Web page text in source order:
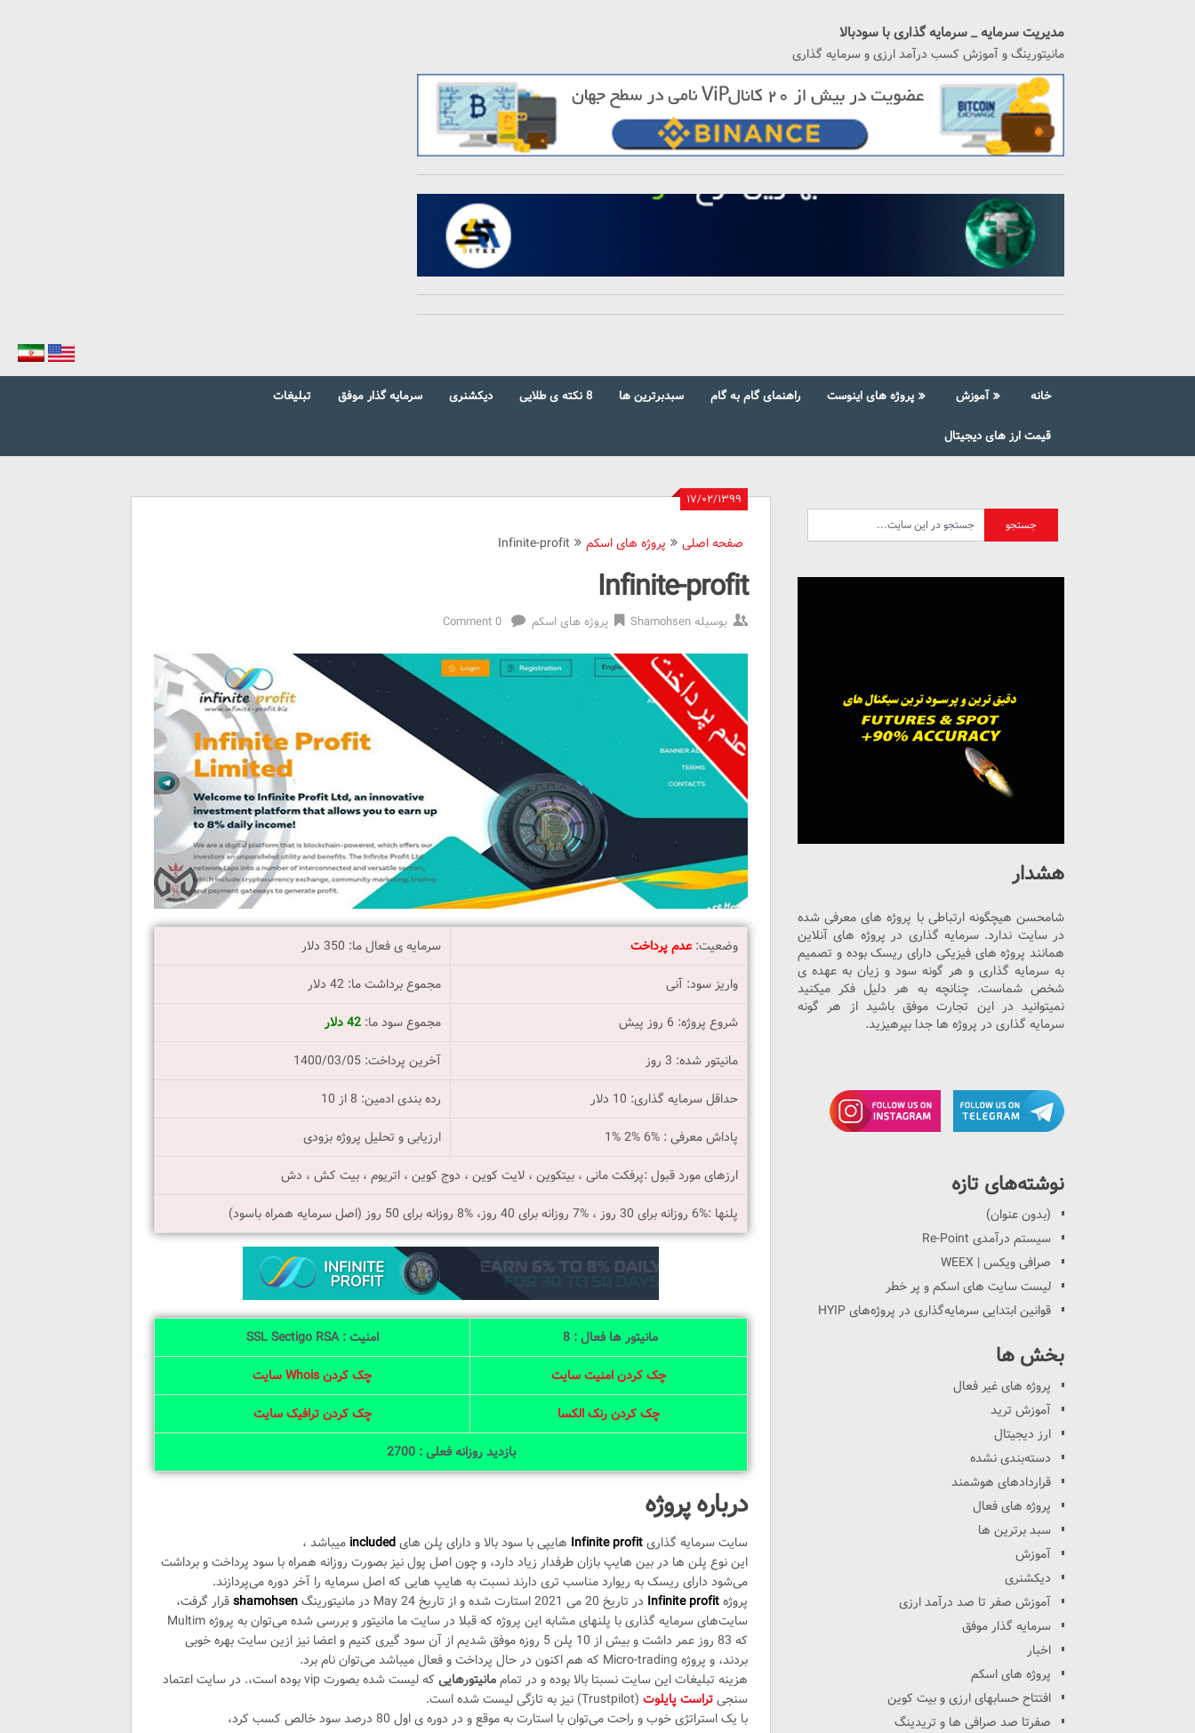
مدیریت سرمایه _ سرمایه گذاری با سودبالا
مانیتورینگ و آموزش کسب درآمد ارزی و سرمایه گذاری
خانه آموزش پروژه های اینوست راهنمای گام به گام سبدبرترین ها 8 نکته ی طلایی دیکشنری سرمایه گذار موفق تبلیغات
قیمت ارز های دیجیتال
۱۷/۰۲/۱۳۹۹
صفحه اصلی پروژه های اسکم Infinite-profit
Infinite-profit
بوسیلهShamohsen پروژه های اسکم 0 Comment
وضعیت:عدم پرداخت
سرمایه ی فعال ما: 350 دلار
واریز سود: آنی
مجموع برداشت ما: 42 دلار
شروع پروژه: 6 روز پیش
مجموع سود ما:
مانیتور شده: 3 روز
آخرین پرداخت: 1400/03/05
حداقل سرمایه گذاری: 10 دلار
رده بندی ادمین: 8 از 10
پاداش معرفی : %6 %2 %1
ارزیابی و تحلیل پروژه بزودی
ارزهای مورد قبول :پرفکت مانی ، بیتکوین ، لایت کوین ، دوج کوین ، اتریوم ، بیت کش ، دش
پلنها :%6 روزانه برای 30 روز ، %7 روزانه برای 40 روز، %8 روزانه برای 50 روز (اصل سرمایه همراه باسود)
مانیتور ها فعال : 8
امنیت : SSL Sectigo RSA
چک کردن امنیت سایت
چک کردن Whois سایت
چک کردن رنک الکسا
چک کردن ترافیک سایت
بازدید روزانه فعلی : 2700
درباره پروژه
سایت سرمایه گذاریInfinite profit هایپی با سود بالا و دارای پلن هایincluded میباشد ،
اين نوع پلن ها در بین هایپ بازان طرفدار زیاد دارد، و چون اصل پول نیز بصورت روزانه همراه با سود پرداخت و برداشت
می‌شود دارای ریسک به ریوارد مناسب تری دارند نسبت به هایپ هایی که اصل سرمایه را آخر دوره می‌پردازند.
پروژهInfinite profit در تاریخ 20 می 2021 استارت شده و از تاریخ 24 May در مانیتورینگ shamohsenقرار گرفت،
سایت‌های سرمایه گذاری با پلنهای مشابه این پروژه که قبلا در سایت ما مانیتور و بررسی شده می‌توان به پروژه Multim
که 83 روز عمر داشت و بیش از 10 پلن 5 روزه موفق شدیم از آن سود گیری کنیم و اعضا نیز ازین سایت بهره خوبی
بردند، و پروژه Micro-trading که هم اکنون در حال پرداخت و فعال میباشد می‌توان نام برد.
هزینه تبلیغات این سایت نسبتا بالا بوده و در تماممانیتورهایی
که لیست شده بصورت vip بوده است،. در سایت اعتماد
سنجیتراست پایلوت (Trustpilot) نیز به تازگی لیست شده است.
با یک استراتژی خوب و راحت می‌توان با استارت به موقع و در دوره ی اول 80 درصد سود خالص کسب کرد،
هشدار
شامحسن هیچگونه ارتباطی با پروژه های معرفی شده
در سایت ندارد. سرمایه گذاری در پروژه های آنلاین
همانند پروژه های فیزیکی دارای ریسک بوده و تصمیم
به سرمایه گذاری و هر گونه سود و زیان به عهده ی
شخص شماست. چنانچه به هر دلیل فکر میکنید
نمیتوانید در این تجارت موفق باشید از هر گونه
سرمایه گذاری در پروژه ها جدا بپرهیزید.
نوشته‌های تازه
(بدون عنوان)
سیستم درآمدی Re-Point
صرافی ویکس | WEEX
لیست سایت های اسکم و پر خطر
قوانین ابتدایی سرمایه‌گذاری در پروژه‌های HYIP
بخش ها
پروژه های غیر فعال
آموزش ترید
ارز دیجیتال
دسته‌بندی نشده
قراردادهای هوشمند
پروژه های فعال
سبد برترین ها
آموزش
دیکشنری
آموزش صفر تا صد درآمد ارزی
سرمایه گذار موفق
اخبار
پروژه های اسکم
افتتاح حسابهای ارزی و بیت کوین
صفرتا صد صرافی ها و تریدینگ